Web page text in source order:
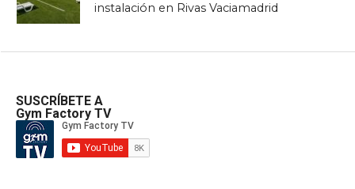
instalación en Rivas Vaciamadrid
SUSCRÍBETE A
Gym Factory TV